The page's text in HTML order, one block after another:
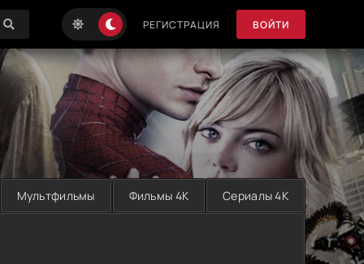
РЕГИСТРАЦИЯ ВОЙТИ
Мультфильмы Фильмы 4K Сериалы 4K